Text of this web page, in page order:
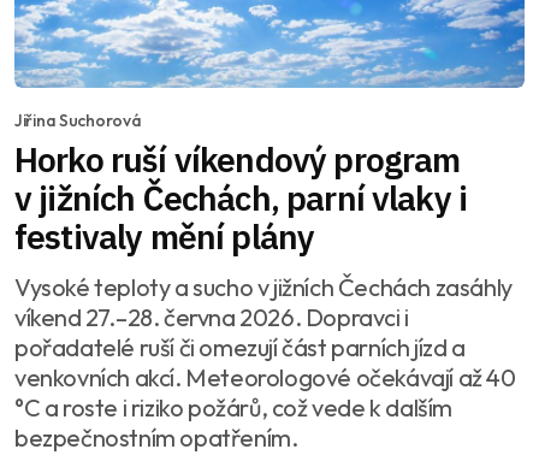
Jiřina Suchorová
Horko ruší víkendový program
v jižních Čechách, parní vlaky i
festivaly mění plány
Vysoké teploty a sucho v jižních Čechách zasáhly
víkend 27.–28. června 2026. Dopravci i
pořadatelé ruší či omezují část parních jízd a
venkovních akcí. Meteorologové očekávají až 40
°C a roste i riziko požárů, což vede k dalším
bezpečnostním opatřením.